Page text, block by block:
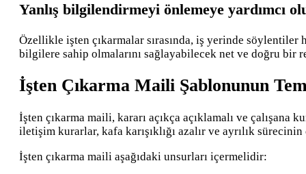
Yanlış bilgilendirmeyi önlemeye yardımcı
Özellikle işten çıkarmalar sırasında, iş yerinde söylentiler
bilgilere sahip olmalarını sağlayabilecek net ve doğru bir
İşten Çıkarma Maili Şablonunun
İşten çıkarma maili, kararı açıkça açıklamalı ve
iletişim kurarlar, kafa karışıklığı azalır ve ayrılık
İşten çıkarma maili aşağıdaki unsurları içermelidir: